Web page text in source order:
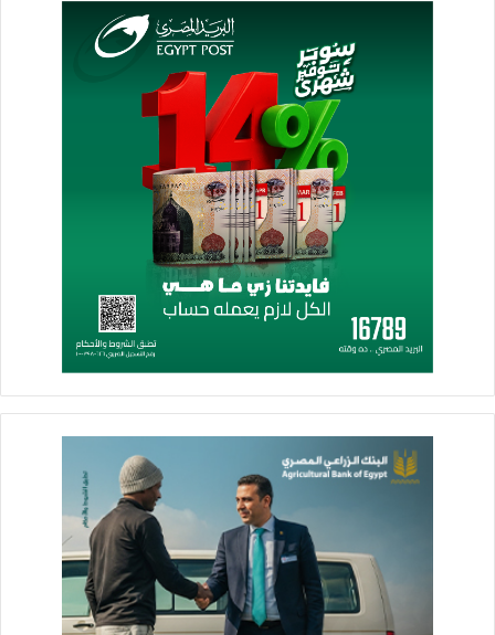
لتطوير منظومة إدارة المخلفات ودعم مسار التحول الأخضر بما
يتماشى مع رؤية مصر 2030.
كما أوضحت وزيرة البيئة الآلية التي يتم من خلالها التعامل مع كل نوع
من أنواع المخلفات في إطار منظومة الإدارة المتكاملة للمخلفات،
مشيرة إلى أن هناك اختلافًا جوهريًا في طريقة إدارة المخلفات
الصلبة البلدية مقارنة بالمخلفات الخطرة، حيث ينظم قانون تنظيم
إدارة المخلفات رقم 202 لسنة 2020 هذه العملية بدقة، ويتم فرز
المخلفات الصلبة وإعادة تدويرها في مصانع متخصصة لإنتاج مواد
ومنتجات جديدة قابلة للاستخدام.
ومن جانبه، أكد الفريق أسامة ربيع رئيس هيئة قناة السويس، أن
خدمة جمع المخلفات والتخلص الآمن تعد خطوة ضرورية نحو بدء
اعتماد الأنشطة والخدمات المقدمة بقناة السويس وفق المعايير
الصديقة للبيئة.
وأوضح رئيس الهيئة بأن الرؤية العامة لتقديم خدمة جمع المخلفات
من السفن العابرة للقناة، والتخلص منها بشكل آمن اعتمدت على
الشراكة مع مجموعة” V “اليونانية لضخ الاستثمارات اللازمة لتجهيز
البنية التكنولوجية اللازمة من منشآت ووحدات بحرية صديقة للبيئة
دون تحميل الدولة أية أعباء، حيث تعتزم الشركة ضخ 150 مليون